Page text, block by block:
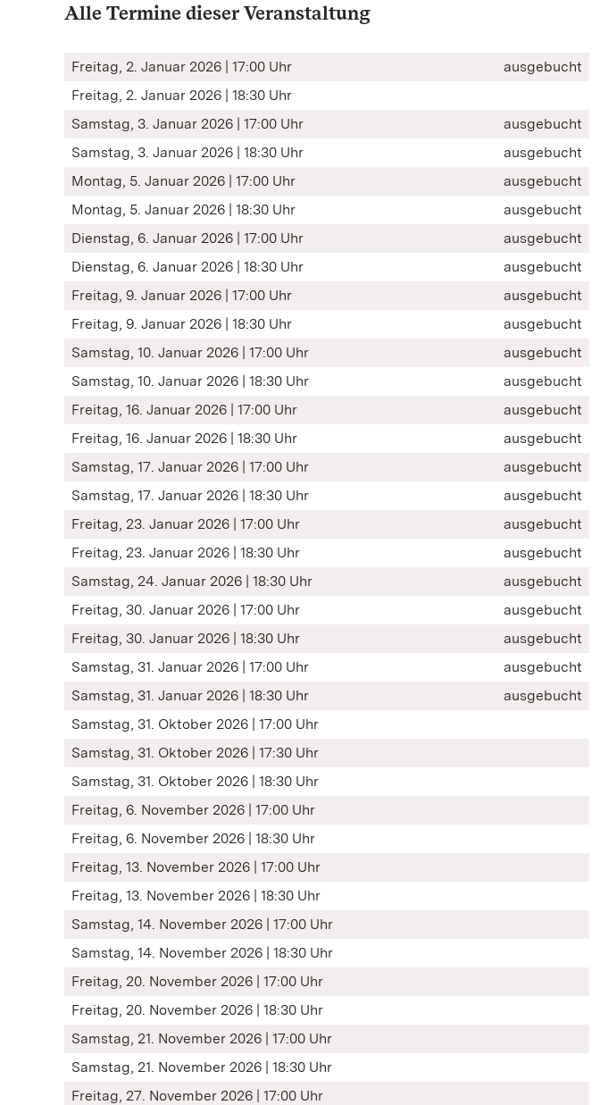
Alle Termine dieser Veranstaltung
Freitag, 2. Januar 2026 | 17:00 Uhr
ausgebucht
Freitag, 2. Januar 2026 | 18:30 Uhr
Samstag, 3. Januar 2026 | 17:00 Uhr
ausgebucht
Samstag, 3. Januar 2026 | 18:30 Uhr
ausgebucht
Montag, 5. Januar 2026 | 17:00 Uhr
ausgebucht
Montag, 5. Januar 2026 | 18:30 Uhr
ausgebucht
Dienstag, 6. Januar 2026 | 17:00 Uhr
ausgebucht
Dienstag, 6. Januar 2026 | 18:30 Uhr
ausgebucht
Freitag, 9. Januar 2026 | 17:00 Uhr
ausgebucht
Freitag, 9. Januar 2026 | 18:30 Uhr
ausgebucht
Samstag, 10. Januar 2026 | 17:00 Uhr
ausgebucht
Samstag, 10. Januar 2026 | 18:30 Uhr
ausgebucht
Freitag, 16. Januar 2026 | 17:00 Uhr
ausgebucht
Freitag, 16. Januar 2026 | 18:30 Uhr
ausgebucht
Samstag, 17. Januar 2026 | 17:00 Uhr
ausgebucht
Samstag, 17. Januar 2026 | 18:30 Uhr
ausgebucht
Freitag, 23. Januar 2026 | 17:00 Uhr
ausgebucht
Freitag, 23. Januar 2026 | 18:30 Uhr
ausgebucht
Samstag, 24. Januar 2026 | 18:30 Uhr
ausgebucht
Freitag, 30. Januar 2026 | 17:00 Uhr
ausgebucht
Freitag, 30. Januar 2026 | 18:30 Uhr
ausgebucht
Samstag, 31. Januar 2026 | 17:00 Uhr
ausgebucht
Samstag, 31. Januar 2026 | 18:30 Uhr
ausgebucht
Samstag, 31. Oktober 2026 | 17:00 Uhr
Samstag, 31. Oktober 2026 | 17:30 Uhr
Samstag, 31. Oktober 2026 | 18:30 Uhr
Freitag, 6. November 2026 | 17:00 Uhr
Freitag, 6. November 2026 | 18:30 Uhr
Freitag, 13. November 2026 | 17:00 Uhr
Freitag, 13. November 2026 | 18:30 Uhr
Samstag, 14. November 2026 | 17:00 Uhr
Samstag, 14. November 2026 | 18:30 Uhr
Freitag, 20. November 2026 | 17:00 Uhr
Freitag, 20. November 2026 | 18:30 Uhr
Samstag, 21. November 2026 | 17:00 Uhr
Samstag, 21. November 2026 | 18:30 Uhr
Freitag, 27. November 2026 | 17:00 Uhr